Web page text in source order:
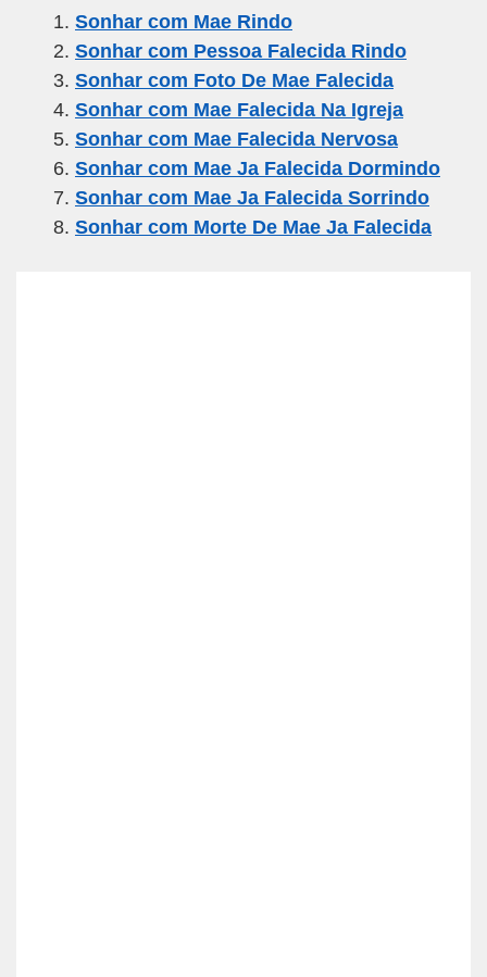
e
b
o
o
k
er gr
a
m
s
A
p
p
e
Sonhar com Mae Rindo
Sonhar com Pessoa Falecida Rindo
Sonhar com Foto De Mae Falecida
Sonhar com Mae Falecida Na Igreja
Sonhar com Mae Falecida Nervosa
Sonhar com Mae Ja Falecida Dormindo
Sonhar com Mae Ja Falecida Sorrindo
Sonhar com Morte De Mae Ja Falecida